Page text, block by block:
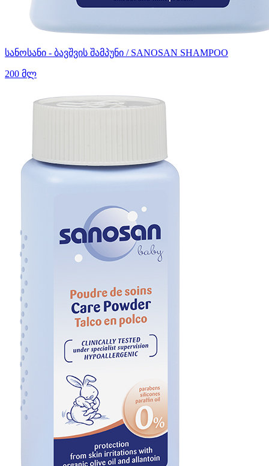
სანოსანი - ბავშვის შამპუნი / SANOSAN SHAMPOO
200 მლ